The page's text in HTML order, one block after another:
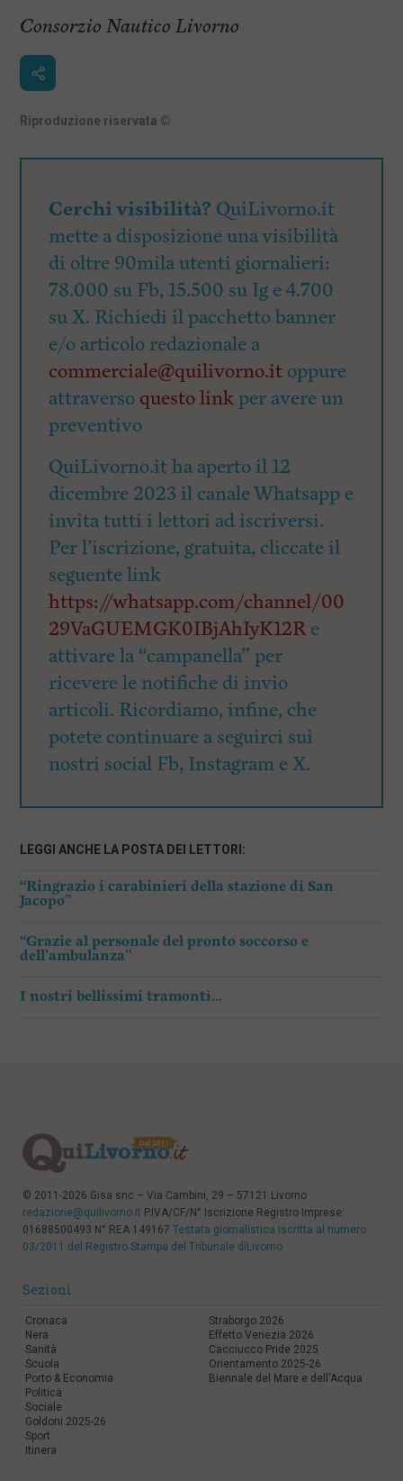
Consorzio Nautico Livorno
Riproduzione riservata ©
Cerchi visibilità? QuiLivorno.it
mette a disposizione una visibilità
di oltre 90mila utenti giornalieri:
78.000 su Fb, 15.500 su Ig e 4.700
su X. Richiedi il pacchetto banner
e/o articolo redazionale a
commerciale@quilivorno.it oppure
attraverso questo linkper avere un
preventivo
QuiLivorno.it ha aperto il 12
dicembre 2023 il canale Whatsapp e
invita tutti i lettori ad iscriversi.
Per l’iscrizione, gratuita, cliccate il
seguente link
https://whatsapp.com/channel/00
29VaGUEMGK0IBjAhIyK12Re
attivare la “campanella” per
ricevere le notifiche di invio
articoli. Ricordiamo, infine, che
potete continuare a seguirci sui
nostri social Fb, Instagram e X.
LEGGI ANCHE LA POSTA DEI LETTORI:
“Ringrazio i carabinieri della stazione di San
Jacopo”
“Grazie al personale del pronto soccorso e
dell’ambulanza”
I nostri bellissimi tramonti…
© 2011-2026 Gisa snc – Via Cambini, 29 – 57121 Livorno
redazione@quilivorno.it P.IVA/CF/N° Iscrizione Registro Imprese:
01688500493 N° REA 149167 Testata giornalistica iscritta al numero
03/2011 del Registro Stampa del Tribunale diLivorno
Sezioni
Cronaca
Nera
Sanità
Scuola
Porto & Economia
Politica
Sociale
Goldoni 2025-26
Sport
Itinera
Straborgo 2026
Effetto Venezia 2026
Cacciucco Pride 2025
Orientamento 2025-26
Biennale del Mare e dell'Acqua